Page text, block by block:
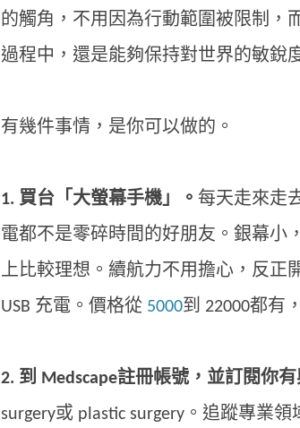
的觸角，不用因為行動範圍被限制，
過程中，還是能夠保持對世界的敏銳
有幾件事情，是你可以做的。
1. 買台「大螢幕手機」。每天走來走
電都不是零碎時間的好朋友。銀幕小
上比較理想。續航力不用擔心，反正
USB 充電。價格從 5000到 22000都有
2. 到 Medscape註冊帳號，並訂閱你
surgery或 plastic surgery。追蹤專業